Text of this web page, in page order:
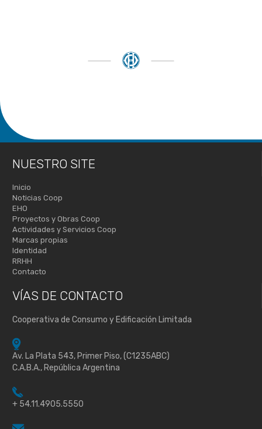
NUESTRO SITE
Inicio
Noticias Coop
EHO
Proyectos y Obras Coop
Actividades y Servicios Coop
Marcas propias
Identidad
RRHH
Contacto
VÍAS DE CONTACTO
Cooperativa de Consumo y Edificación Limitada
Av. La Plata 543, Primer Piso, (C1235ABC)
C.A.B.A., República Argentina
+ 54.11.4905.5550